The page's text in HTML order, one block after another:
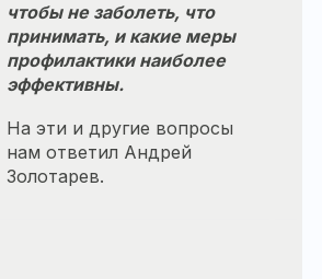
чтобы не заболеть, что
принимать, и какие меры
профилактики наиболее
эффективны.
На эти и другие вопросы
нам ответил Андрей
Золотарев.